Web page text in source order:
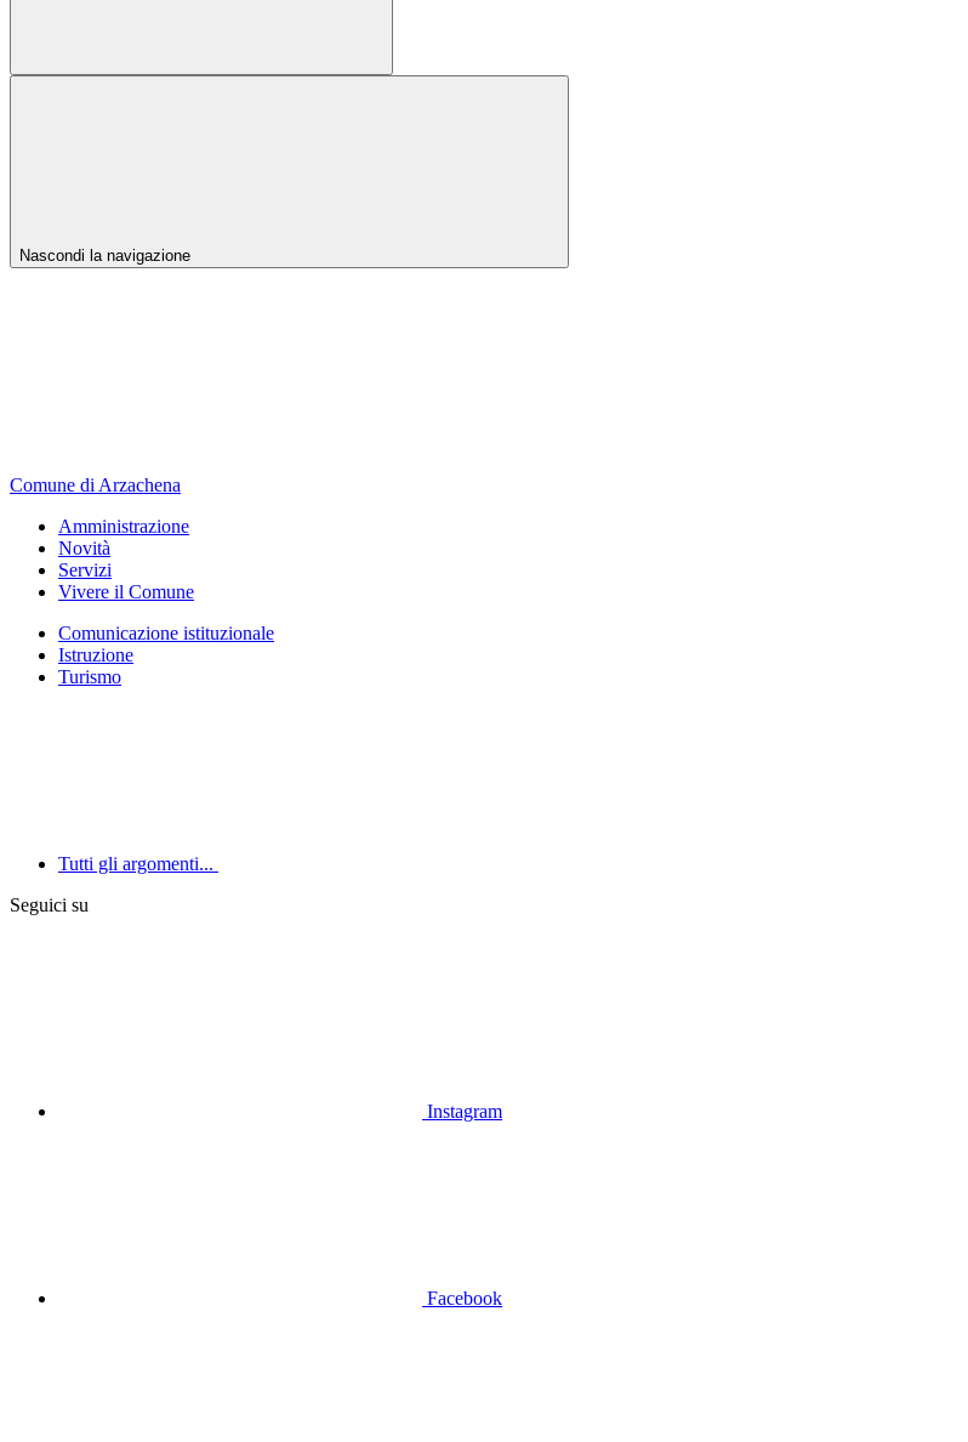
Nascondi la navigazione
Comune di Arzachena
Amministrazione
Novità
Servizi
Vivere il Comune
Comunicazione istituzionale
Istruzione
Turismo
Tutti gli argomenti...
Seguici su
Instagram
Facebook